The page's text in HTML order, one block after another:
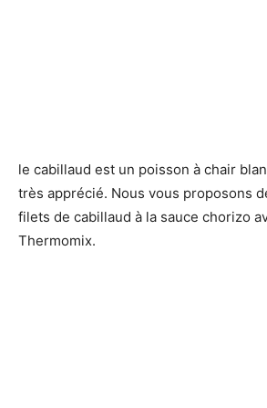
le cabillaud est un poisson à chair
très apprécié. Nous vous proposons
filets de cabillaud à la sauce chorizo
Thermomix.